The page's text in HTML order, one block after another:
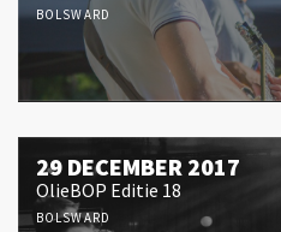
BOLSWARD
29 DECEMBER 2017
OlieBOP Editie 18
BOLSWARD